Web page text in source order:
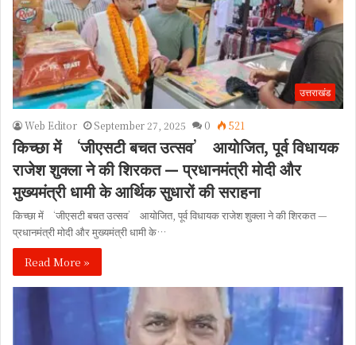
उत्तराखंड
Web Editor September 27, 2025 0 521
किच्छा में ‘जीएसटी बचत उत्सव’ आयोजित, पूर्व विधायक
राजेश शुक्ला ने की शिरकत — प्रधानमंत्री मोदी और
मुख्यमंत्री धामी के आर्थिक सुधारों की सराहना
किच्छा में ‘जीएसटी बचत उत्सव’ आयोजित, पूर्व विधायक राजेश शुक्ला ने की शिरकत —
प्रधानमंत्री मोदी और मुख्यमंत्री धामी के…
Read More »